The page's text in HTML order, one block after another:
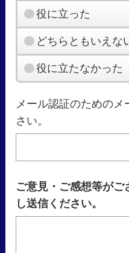
役に立った
どちらともいえな
役に立たなかった
メール認証のための
さい。
ご意見・ご感想等がご
し送信ください。